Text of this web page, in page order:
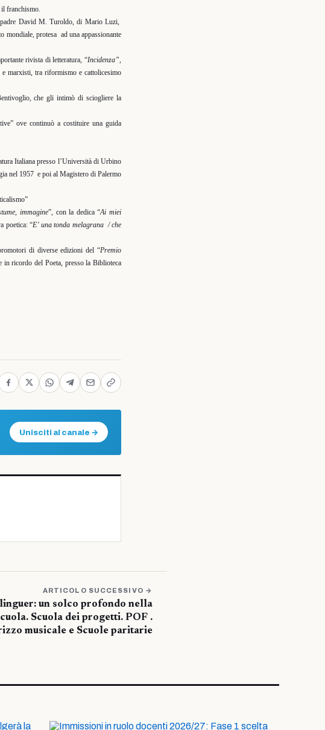
franchismo.
David M. Turoldo, di Mario Luzi,
mondiale, protesa ad una appassionante
rivista di letteratura,“Incidenza”,
marxisti, tra riformismo e cattolicesimo
che gli intimò di sciogliere la
ove continuò a costituire una guida
Italiana presso l’Università di Urbino
nel 1957 e poi al Magistero di Palermo
immagine”, con la dedica “Ai miei
poetica: “E’ una tonda melagrana / che
di diverse edizioni del “Premio
ricordo del Poeta, presso la Biblioteca
Unisciti al canale →
ARTICOLO SUCCESSIVO →
un solco profondo nella
Scuola dei progetti. POF .
musicale e Scuole paritarie